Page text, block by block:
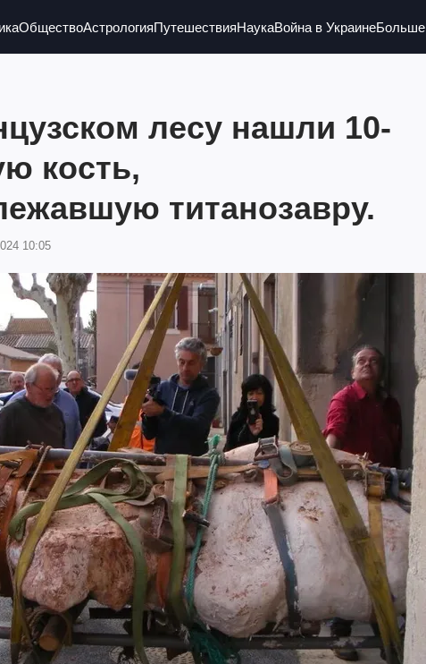
ОбществоАстрологияПутешествияНаукаВойна в УкраинеБольше
лесу нашли 10-
кость,
титанозавру.
10:05